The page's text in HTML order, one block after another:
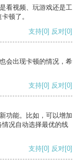
看视频、玩游戏还是工
顿了。
支持[0] 反对[0]
会出现卡顿的情况，希
支持[0] 反对[0]
功能。比如，可以增加
况自动选择最优的线
支持[0] 反对[0]